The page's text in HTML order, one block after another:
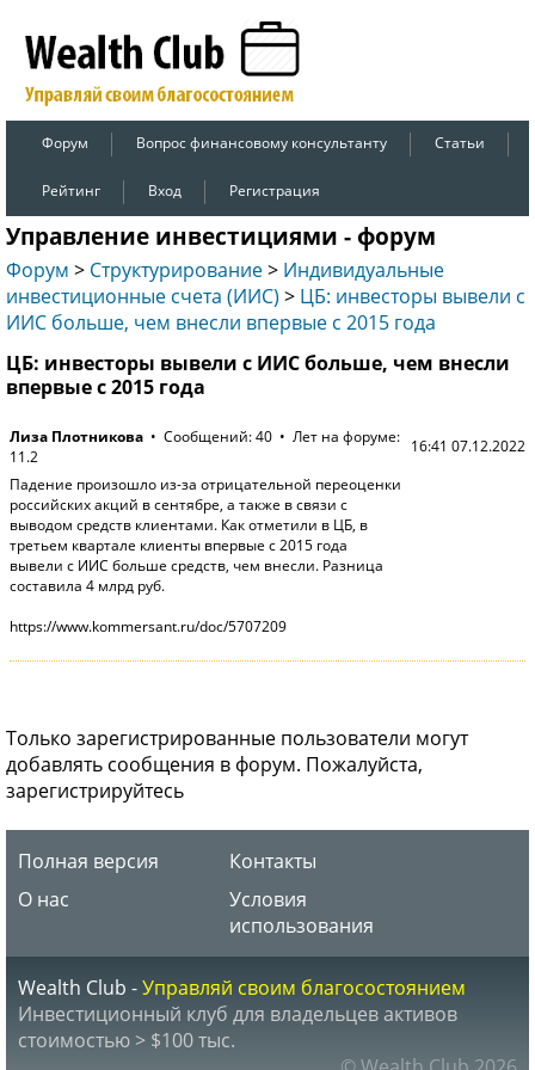
Форум Вопрос финансовому консультанту Статьи
Рейтинг Вход Регистрация
Управление инвестициями - форум
Форум > Структурирование> Индивидуальные
инвестиционные счета (ИИС) > ЦБ: инвесторы вывели с
ИИС больше, чем внесли впервые с 2015 года
ЦБ: инвесторы вывели с ИИС больше, чем внесли
впервые с 2015 года
Лиза Плотникова • Сообщений: 40 • Лет на форуме:
11.2
16:41 07.12.2022
Падение произошло из-за отрицательной переоценки
российских акций в сентябре, а также в связи с
выводом средств клиентами. Как отметили в ЦБ, в
третьем квартале клиенты впервые с 2015 года
вывели с ИИС больше средств, чем внесли. Разница
составила 4 млрд руб.
https://www.kommersant.ru/doc/5707209
Только зарегистрированные пользователи могут
добавлять сообщения в форум. Пожалуйста,
зарегистрируйтесь
Полная версия
Контакты
О нас
Условия
использования
Wealth Club -Управляй своим благосостоянием
Инвестиционный клуб для владельцев активов
стоимостью > $100 тыс.